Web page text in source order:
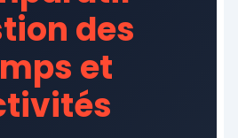
des
et